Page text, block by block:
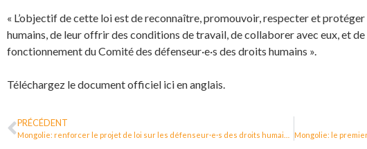
« L’objectif de cette loi est de reconnaître, promouvoir, respecter et protéger
humains, de leur offrir des conditions de travail, de collaborer avec eux, et
fonctionnement du Comité des défenseur·e·s des droits humains ».
Téléchargez le document officiel ici en anglais.
PRÉCÉDENT